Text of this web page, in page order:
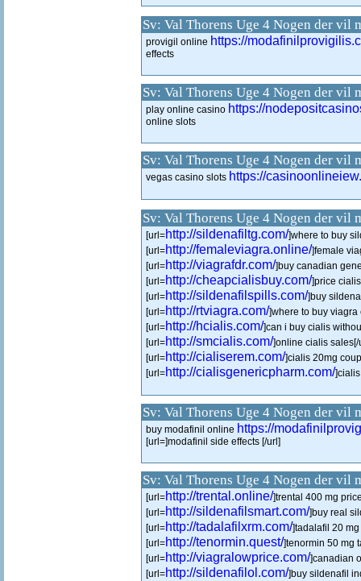
Sv: Val Thorens Uge 4 Nogen der vil
provigil online https://
effects
Sv: Val Thorens Uge 4 Nogen der vil
play online casino https://
online slots
Sv: Val Thorens Uge 4 Nogen der vil
vegas casino slots https://
Sv: Val Thorens Uge 4 Nogen der vil
[url=http://sildenafiltg.com/]where to buy
[url=http://femaleviagra.online/]female
[url=http://viagrafdr.com/]buy canadian
[url=http://cheapcialisbuy.com/]price
[url=http://sildenafilspills.com/]buy
[url=http://rtviagra.com/]where to buy
[url=http://hcialis.com/]can i buy cialis
[url=http://smcialis.com/]online cialis sales[/
[url=http://cialiserem.com/]cialis 20mg
[url=http://cialisgenericpharm.com/
Sv: Val Thorens Uge 4 Nogen der vil
buy modafinil online https://
[url=]modafinil side effects [/url]
Sv: Val Thorens Uge 4 Nogen der vil
[url=http://trental.online/]trental 400 mg
[url=http://sildenafilsmart.com/]buy real
[url=http://tadalafilxrm.com/]tadalafil 20
[url=http://tenormin.quest/]tenormin 50 mg
[url=http://viagralowprice.com/]canadian
[url=http://sildenafilol.com/]buy sildenafil